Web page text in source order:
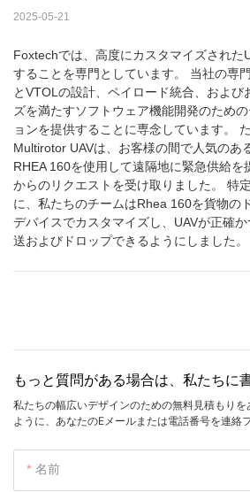
2025-05-21
Foxtechでは、高度にカスタマイズされた
することを専門としています。 当社の専
とVTOLの設計、ペイロード統合、および
ズを満たすソフトウェア機能開発のため
ョンを提供することに専念しています。
Multirotor UAVは、お客様の間で人気のあ
RHEA 160を使用して遠隔地に緊急供給を
からのリクエストを受け取りました。 特
に、私たちのチームはRhea 160を貨物の
デバイスでカスタマイズし、UAVが正確
送およびドロップできるようにしました。
もっと質問がある場合は、私たちに
私たちの幅広いデザインのための無料見積もり
ように、あなたのEメールまたは電話番号を連絡
名前